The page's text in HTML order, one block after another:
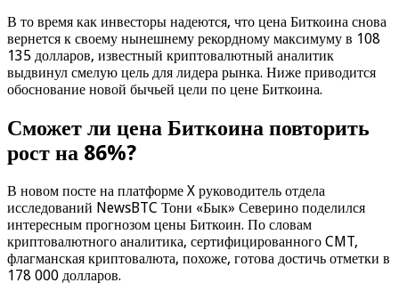
В то время как инвесторы надеются, что цена Биткоина снова
вернется к своему нынешнему рекордному максимуму в 108
135 долларов, известный криптовалютный аналитик
выдвинул смелую цель для лидера рынка. Ниже приводится
обоснование новой бычьей цели по цене Биткоина.
Сможет ли цена Биткоина повторить
рост на 86%?
В новом посте на платформе X руководитель отдела
исследований NewsBTC Тони «Бык» Северино поделился
интересным прогнозом цены Биткоин. По словам
криптовалютного аналитика, сертифицированного CMT,
флагманская криптовалюта, похоже, готова достичь отметки в
178 000 долларов.